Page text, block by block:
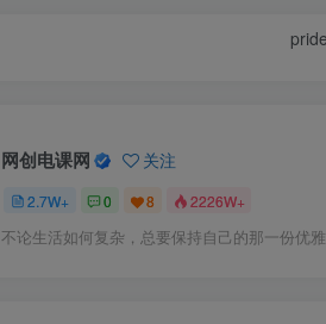
网创电课网 关注
2.7W+ 0 8 2226W+
不论生活如何复杂，总要保持自己的那一份优雅